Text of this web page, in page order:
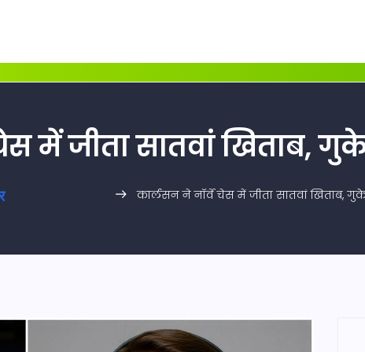
में जीता सातवां खिताब,
कार्लसन ने नॉर्वे चेस में जीता सातवां खिताब,